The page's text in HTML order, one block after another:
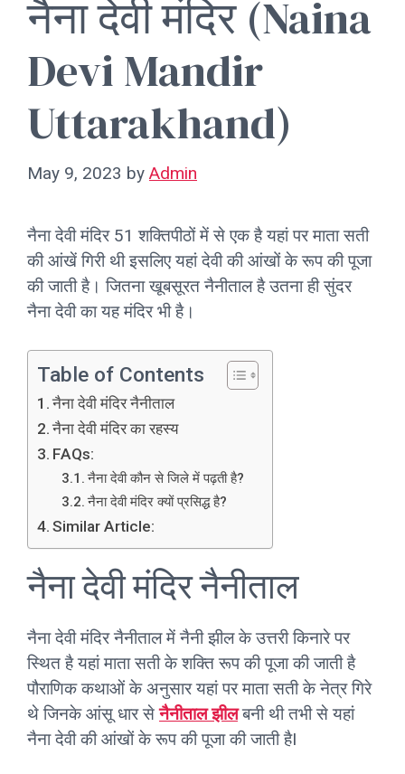
नैना देवी मंदिर (Naina
Devi Mandir
Uttarakhand)
May 9, 2023 by Admin
नैना देवी मंदिर 51 शक्तिपीठों में से एक है यहां पर माता सती
की आंखें गिरी थी इसलिए यहां देवी की आंखों के रूप की पूजा
की जाती है। जितना खूबसूरत नैनीताल है उतना ही सुंदर
नैना देवी का यह मंदिर भी है।
Table of Contents
नैना देवी मंदिर नैनीताल
नैना देवी मंदिर का रहस्य
FAQs:
नैना देवी कौन से जिले में पढ़ती है?
नैना देवी मंदिर क्यों प्रसिद्ध है?
Similar Article:
नैना देवी मंदिर नैनीताल
नैना देवी मंदिर नैनीताल में नैनी झील के उत्तरी किनारे पर
स्थित है यहां माता सती के शक्ति रूप की पूजा की जाती है
पौराणिक कथाओं के अनुसार यहां पर माता सती के नेत्र गिरे
थे जिनके आंसू धार सेनैनीताल झीलबनी थी तभी से यहां
नैना देवी की आंखों के रूप की पूजा की जाती हैI